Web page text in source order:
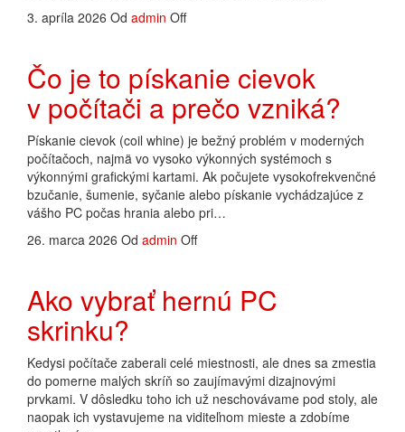
3. apríla 2026 Od admin Off
Čo je to pískanie cievok
v počítači a prečo vzniká?
Pískanie cievok (coil whine) je bežný problém v moderných
počítačoch, najmä vo vysoko výkonných systémoch s
výkonnými grafickými kartami. Ak počujete vysokofrekvenčné
bzučanie, šumenie, syčanie alebo pískanie vychádzajúce z
vášho PC počas hrania alebo pri…
26. marca 2026 Od admin Off
Ako vybrať hernú PC
skrinku?
Kedysi počítače zaberali celé miestnosti, ale dnes sa zmestia
do pomerne malých skríň so zaujímavými dizajnovými
prvkami. V dôsledku toho ich už neschovávame pod stoly, ale
naopak ich vystavujeme na viditeľnom mieste a zdobíme